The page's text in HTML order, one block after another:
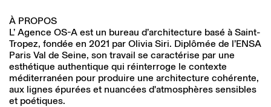
À PROPOS
L’ Agence OS-A est un bureau d’architecture basé à Saint-
Tropez, fondée en 2021 par Olivia Siri. Diplômée de l’ENSA
Paris Val de Seine, son travail se caractérise par une
esthétique authentique qui réinterroge le contexte
méditerranéen pour produire une architecture cohérente,
aux lignes épurées et nuancées d'atmosphères sensibles
et poétiques.